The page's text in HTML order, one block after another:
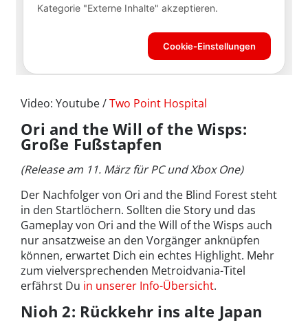
Video: Youtube /Two Point Hospital
Ori and the Will of the Wisps:
Große Fußstapfen
(Release am 11. März für PC und Xbox One)
Der Nachfolger von Ori and the Blind Forest steht
in den Startlöchern. Sollten die Story und das
Gameplay von Ori and the Will of the Wisps auch
nur ansatzweise an den Vorgänger anknüpfen
können, erwartet Dich ein echtes Highlight. Mehr
zum vielversprechenden Metroidvania-Titel
erfährst Du in unserer Info-Übersicht.
Nioh 2: Rückkehr ins alte Japan